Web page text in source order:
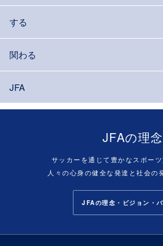
する
関わる
JFA
JFAの理念
サッカーを通じて豊かなスポーツ
人々の心身の健全な発達と社会の
JFAの理念・ビジョン・